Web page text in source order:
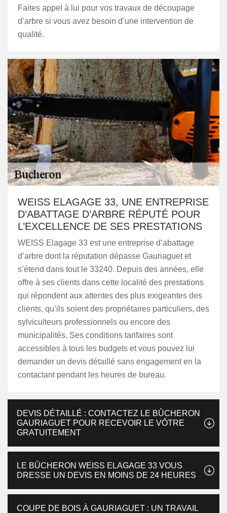
Faites appel à lui pour vos travaux de découpage
d’arbre si vous avez besoin d’une intervention de
qualité.
WEISS ELAGAGE 33, UNE ENTREPRISE
D’ABATTAGE D’ARBRE RÉPUTÉ POUR
L’EXCELLENCE DE SES PRESTATIONS
WEISS Elagage 33 est une entreprise d’abattage
d’arbre dont la réputation dépasse Gauriaguet et
s’étend dans tout le 33240. Depuis des années, elle
offre à ses clients dans cette localité des prestations
qui répondent aux attentes des plus exigeantes des
clients, qu’ils soient des propriétaires particuliers, des
sylviculteurs professionnels ou encore des
municipalités. Ses conditions tarifaires sont
accessibles à tous les budgets et vous pouvez lui
demander un devis détaillé sans engagement en la
contactant pendant les heures de bureau.
DEVIS DÉTAILLÉ : CONTACTEZ LE BÛCHERON
GAURIAGUET POUR RECEVOIR LE VÔTRE
GRATUITEMENT
LE BÛCHERON WEISS ELAGAGE 33 VOUS
DRESSE UN DEVIS EN MOINS DE 24 HEURES
COUPE DE BOIS À GAURIAGUET : UN TRAVAIL